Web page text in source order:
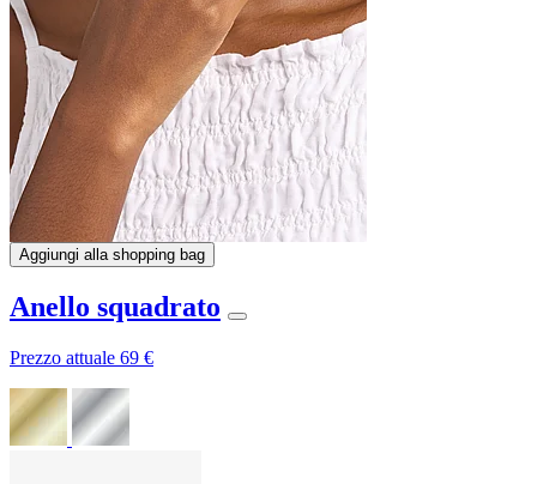
Aggiungi alla shopping bag
Anello squadrato
Prezzo attuale 69 €